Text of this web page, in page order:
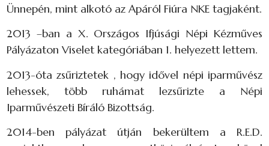
Ünnepén, mint alkotó az Apáról Fiúra NKE tagjaként.
2013 –ban a X. Országos Ifjúsági Népi Kézműves
Pályázaton Viselet kategóriában 1. helyezett lettem.
2013-óta zsűriztetek , hogy idővel népi iparművész
lehessek, több ruhámat lezsűrizte a Népi
Iparművészeti Bíráló Bizottság.
2014-ben pályázat útján bekerültem a R.E.D.